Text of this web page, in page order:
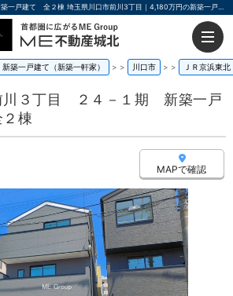
川口市前川３丁目 ２４－１期 新築一戸建て 全２棟 埼玉県川口市前川3丁目｜4,180万円の新築一戸建て｜ME不動産城北
新築一戸建て（新築一軒家） > 川口市 > ＪＲ京浜東
川３丁目 ２４－１期 新築一戸
棟
MAPで確認